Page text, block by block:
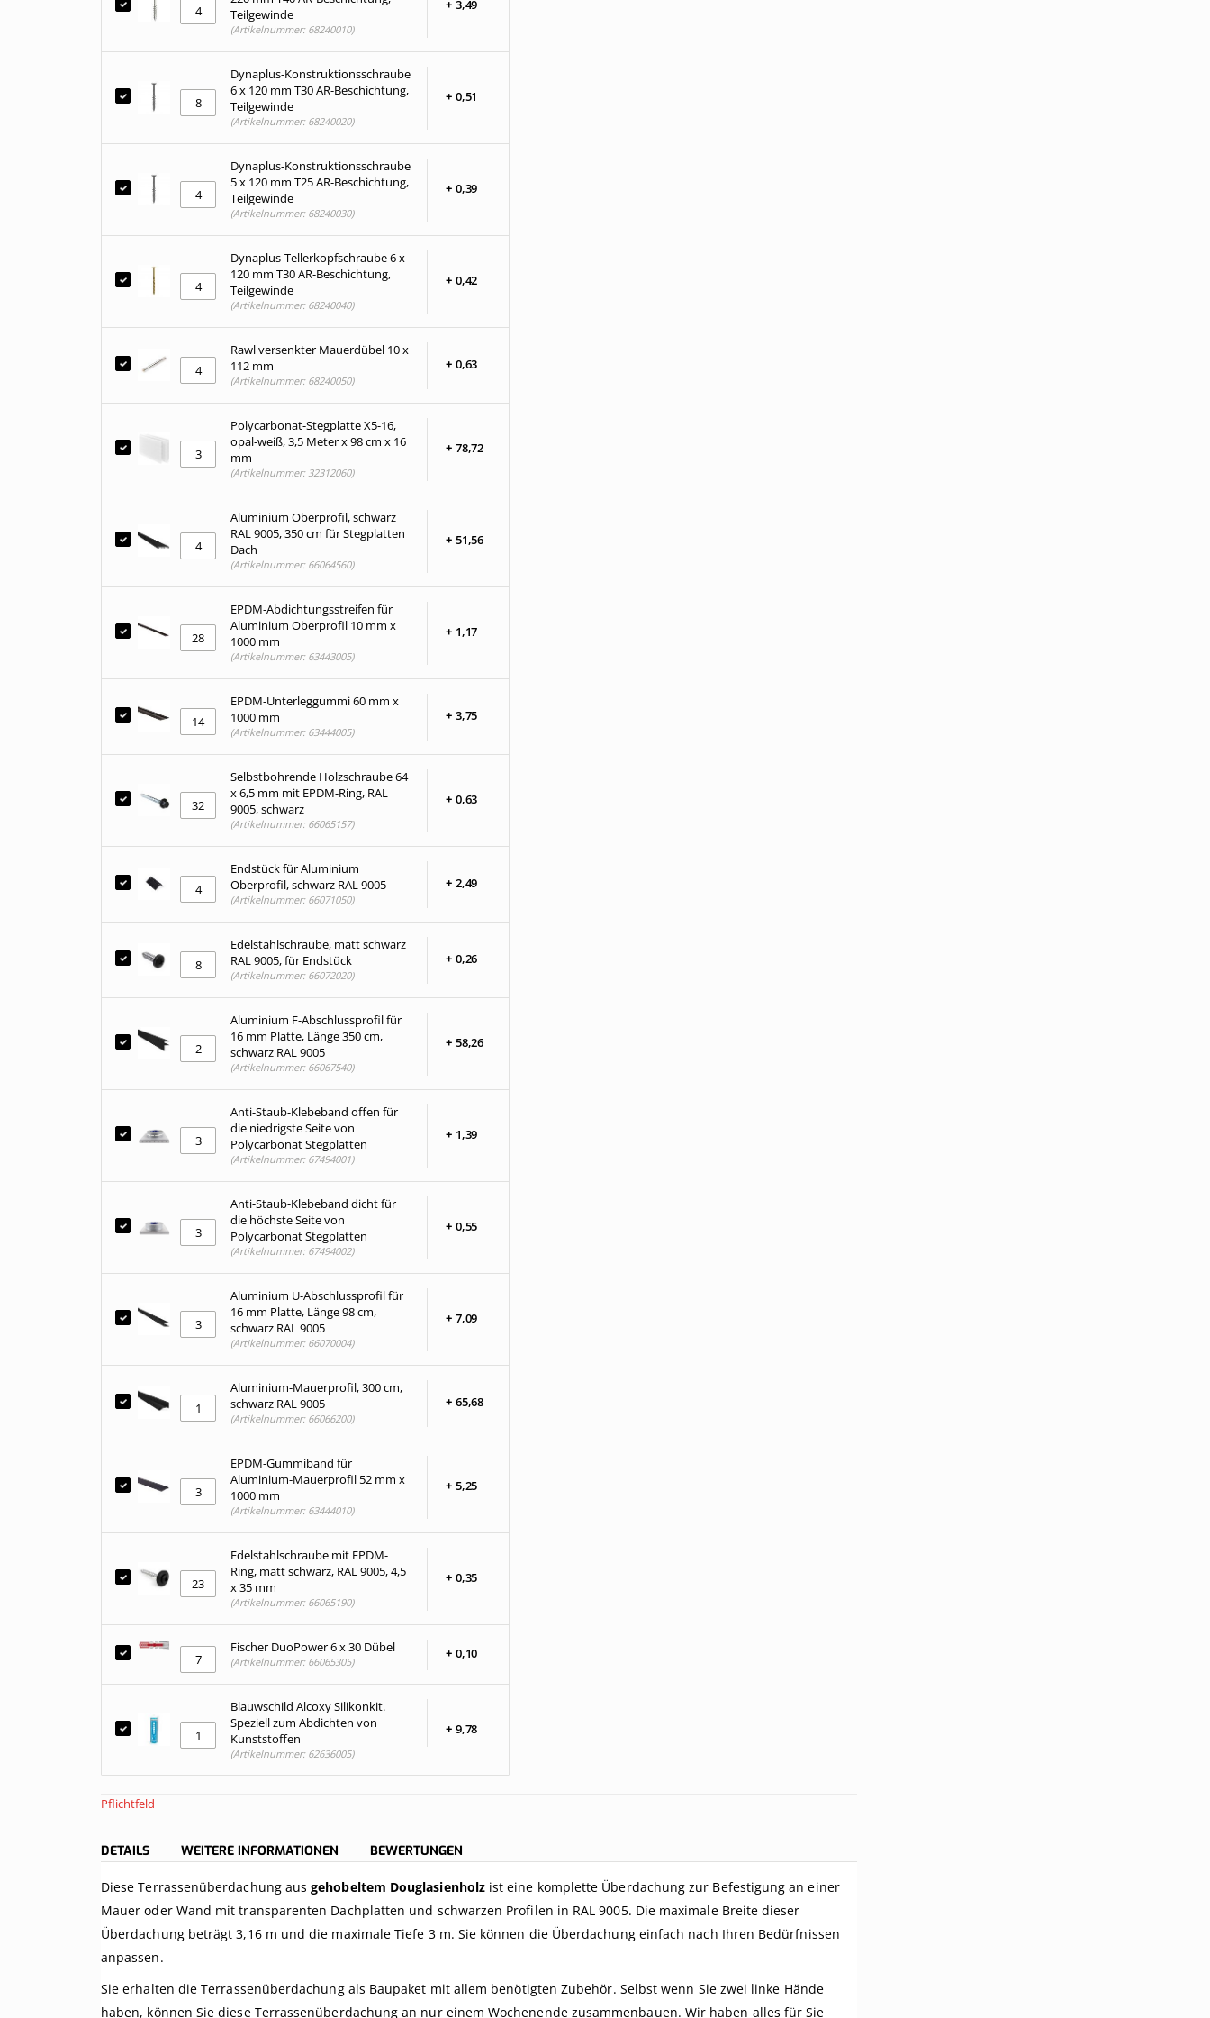
Teilgewinde
+ 3,49
(Artikelnummer: 68240010)
Dynaplus-Konstruktionsschraube
6 x 120 mm T30 AR-Beschichtung,
Teilgewinde
+ 0,51
(Artikelnummer: 68240020)
Dynaplus-Konstruktionsschraube
5 x 120 mm T25 AR-Beschichtung,
Teilgewinde
+ 0,39
(Artikelnummer: 68240030)
Dynaplus-Tellerkopfschraube 6 x
120 mm T30 AR-Beschichtung,
Teilgewinde
+ 0,42
(Artikelnummer: 68240040)
Rawl versenkter Mauerdübel 10 x
112 mm
+ 0,63
(Artikelnummer: 68240050)
Polycarbonat-Stegplatte X5-16,
opal-weiß, 3,5 Meter x 98 cm x 16
mm
+ 78,72
(Artikelnummer: 32312060)
Aluminium Oberprofil, schwarz
RAL 9005, 350 cm für Stegplatten
Dach
+ 51,56
(Artikelnummer: 66064560)
EPDM-Abdichtungsstreifen für
Aluminium Oberprofil 10 mm x
1000 mm
+ 1,17
(Artikelnummer: 63443005)
EPDM-Unterleggummi 60 mm x
1000 mm
+ 3,75
(Artikelnummer: 63444005)
Selbstbohrende Holzschraube 64
x 6,5 mm mit EPDM-Ring, RAL
9005, schwarz
+ 0,63
(Artikelnummer: 66065157)
Endstück für Aluminium
Oberprofil, schwarz RAL 9005
+ 2,49
(Artikelnummer: 66071050)
Edelstahlschraube, matt schwarz
RAL 9005, für Endstück
+ 0,26
(Artikelnummer: 66072020)
Aluminium F-Abschlussprofil für
16 mm Platte, Länge 350 cm,
schwarz RAL 9005
+ 58,26
(Artikelnummer: 66067540)
Anti-Staub-Klebeband offen für
die niedrigste Seite von
Polycarbonat Stegplatten
+ 1,39
(Artikelnummer: 67494001)
Anti-Staub-Klebeband dicht für
die höchste Seite von
Polycarbonat Stegplatten
+ 0,55
(Artikelnummer: 67494002)
Aluminium U-Abschlussprofil für
16 mm Platte, Länge 98 cm,
schwarz RAL 9005
+ 7,09
(Artikelnummer: 66070004)
Aluminium-Mauerprofil, 300 cm,
schwarz RAL 9005
+ 65,68
(Artikelnummer: 66066200)
EPDM-Gummiband für
Aluminium-Mauerprofil 52 mm x
1000 mm
+ 5,25
(Artikelnummer: 63444010)
Edelstahlschraube mit EPDM-
Ring, matt schwarz, RAL 9005, 4,5
x 35 mm
+ 0,35
(Artikelnummer: 66065190)
Fischer DuoPower 6 x 30 Dübel + 0,10
(Artikelnummer: 66065305)
Blauwschild Alcoxy Silikonkit.
Speziell zum Abdichten von
Kunststoffen
+ 9,78
(Artikelnummer: 62636005)
Pflichtfeld
DETAILS WEITERE INFORMATIONEN BEWERTUNGEN
Diese Terrassenüberdachung ausgehobeltem Douglasienholzist eine komplette Überdachung zur Befestigung an einer
Mauer oder Wand mit transparenten Dachplatten und schwarzen Profilen in RAL 9005. Die maximale Breite dieser
Überdachung beträgt 3,16 m und die maximale Tiefe 3 m. Sie können die Überdachung einfach nach Ihren Bedürfnissen
anpassen.
Sie erhalten die Terrassenüberdachung als Baupaket mit allem benötigten Zubehör. Selbst wenn Sie zwei linke Hände
haben, können Sie diese Terrassenüberdachung an nur einem Wochenende zusammenbauen. Wir haben alles für Sie